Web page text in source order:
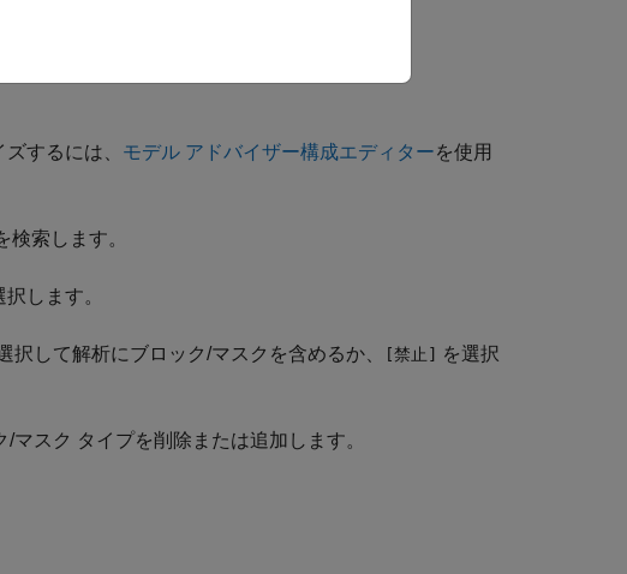
するには、 モデル アドバイザー構成エディターを使用
検索します。
択します。
択して解析にブロック/マスクを含めるか、 [禁止]
を選択
マスク タイプを削除または追加します。